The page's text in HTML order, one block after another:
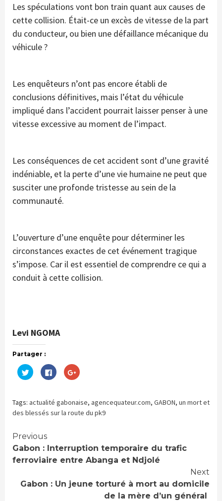
Les spéculations vont bon train quant aux causes de
cette collision. Était-ce un excès de vitesse de la part
du conducteur, ou bien une défaillance mécanique du
véhicule ?
Les enquêteurs n’ont pas encore établi de
conclusions définitives, mais l’état du véhicule
impliqué dans l’accident pourrait laisser penser à une
vitesse excessive au moment de l’impact.
Les conséquences de cet accident sont d’une gravité
indéniable, et la perte d’une vie humaine ne peut que
susciter une profonde tristesse au sein de la
communauté.
L’ouverture d’une enquête pour déterminer les
circonstances exactes de cet événement tragique
s’impose. Car il est essentiel de comprendre ce qui a
conduit à cette collision.
Levi NGOMA
Partager :
Cliquez
pour
partager
dans
une
nouvelle
fenêtre)
Cliquez
pour
partager
dans
une
nouvelle
fenêtre)
Cliquez
pour
(ouvre
dans
une
nouvelle
Tags: actualité gabonaise, agencequateur.com, GABON, un mort et
des blessés sur la route du pk9
Continue
Reading
Previous
Gabon : Interruption temporaire du trafic
ferroviaire entre Abanga et Ndjolé
Next
Gabon : Un jeune torturé à mort au domicile
de la mère d’un général